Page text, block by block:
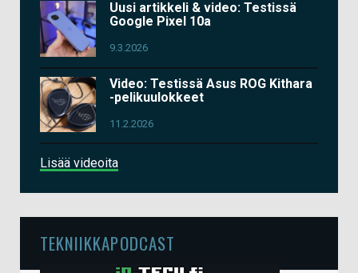
Uusi artikkeli & video: Testissä
Google Pixel 10a
9.3.2026
Video: Testissä Asus ROG Kithara
-pelikuulokkeet
11.2.2026
Lisää videoita
TEKNIIKKAPODCAST